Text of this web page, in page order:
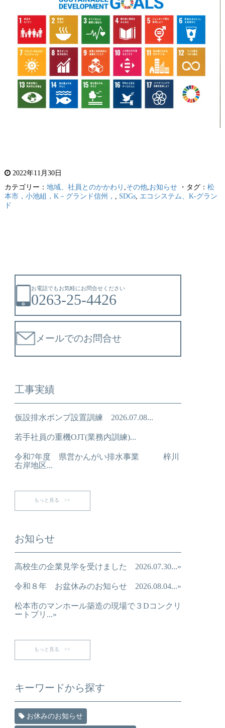
2022年11月30日
カテゴリー： 地域、社員とのかかわり その他, お知らせ・タグ： 松
本市，小池組，K－グランド信州，
SDGs, エコシステム、K-グラン
ド
お電話でもお気軽にお問合せください
0263-25-4426
メールでのお問合せ
工事実績
仮設排水ポンプ設置訓練 2026.07.08...
若手社員の重機OJT(業務内訓練)...
令和7年度 県営かんがい排水事業 梓川
右岸地区...
もっと見る >>
お知らせ
高校生の企業見学を受けました 2026.07.30...»
令和８年 お盆休みのお知らせ 2026.08.04...»
松本市のマンホール築造の現場で３Dコンクリ
ートプリ...»
もっと見る >>
キーワードから探す
お休みのお知らせ